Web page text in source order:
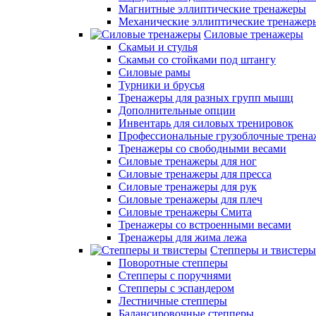
Магнитные эллиптические тренажеры
Механические эллиптические
Силовые тренажеры
Скамьи и стулья
Скамьи со стойками под штангу
Силовые рамы
Турники и брусья
Тренажеры для разных групп мышц
Дополнительные опции
Инвентарь для силовых тренировок
Профессиональные грузоблочные
Тренажеры со свободными весами
Силовые тренажеры для ног
Силовые тренажеры для пресса
Силовые тренажеры для рук
Силовые тренажеры для плеч
Силовые тренажеры Смита
Тренажеры со встроенными весами
Тренажеры для жима лежа
Степперы и твистеры
Поворотные степперы
Степперы с поручнями
Степперы с эспандером
Лестничные степперы
Балансировочные степперы